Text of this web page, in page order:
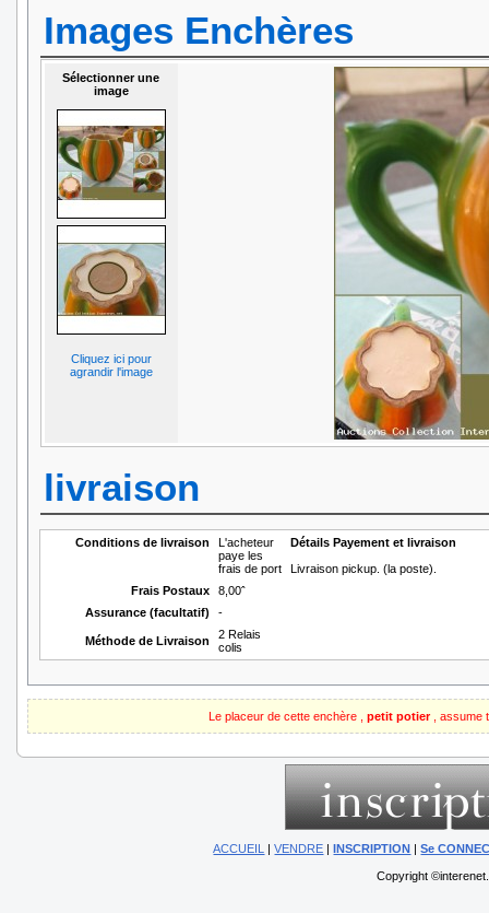
Images Enchères
Sélectionner une
image
Cliquez ici pour
agrandir l'image
livraison
Conditions de livraison
L'acheteur
paye les
frais de port
Détails Payement et livraison
Livraison pickup. (la poste).
Frais Postaux
8,00ˆ
Assurance (facultatif)
-
Méthode de Livraison
2 Relais
colis
Le placeur de cette enchère , petit potier ,
ACCUEIL |VENDRE |INSCRIPTION |Se
Copyright